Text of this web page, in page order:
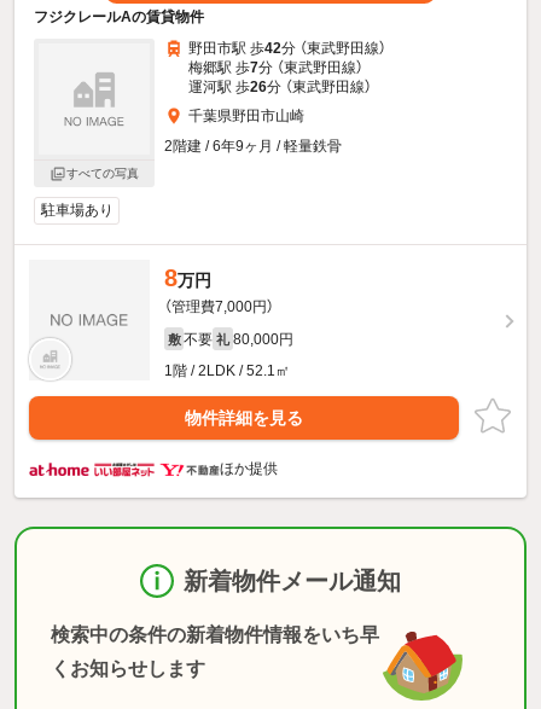
フジクレールAの賃貸物件
すべての写真
野田市駅 歩42分 （東武野田線）
梅郷駅 歩7分 （東武野田線）
運河駅 歩26分 （東武野田線）
千葉県野田市山崎
2階建 / 6年9ヶ月 / 軽量鉄骨
駐車場あり
8万円
（管理費7,000円）
敷 不要 礼 80,000円
1階 / 2LDK / 52.1㎡
物件詳細を見る
ほか提供
新着物件メール通知
検索中の条件の新着物件情報をいち早
くお知らせします